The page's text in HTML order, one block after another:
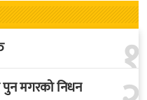
१
पुन मगरको निधन